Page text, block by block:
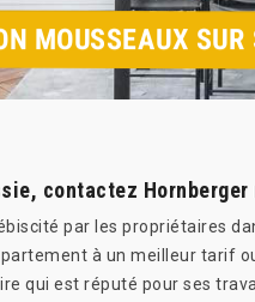
MOUSSEAUX
contactez
par les propriétaires
à un meilleur tarif
qui est réputé pour ses